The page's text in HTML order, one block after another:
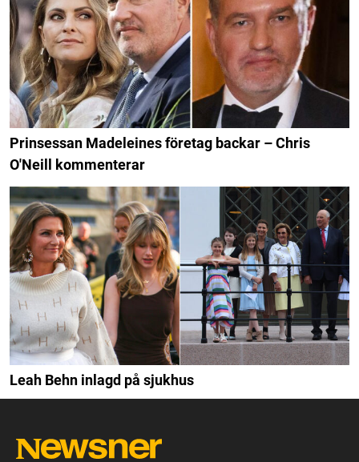
Prinsessan Madeleines företag backar – Chris
O'Neill kommenterar
Leah Behn inlagd på sjukhus